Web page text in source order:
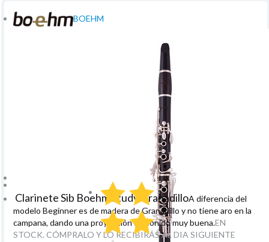
BOEHM
Clarinete Sib Boehm Study GranadilloA diferencia del
modelo Beginner es de madera de Granadillo y no tiene aro en la
campana, dando una proyección de sonido muy buena.EN
STOCK. CÓMPRALO Y LO RECIBIRÁS AL DIA SIGUIENTE